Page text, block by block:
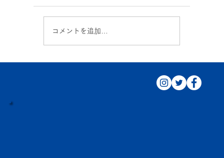
休校のお知らせ 9/21～22
コメントを追加…